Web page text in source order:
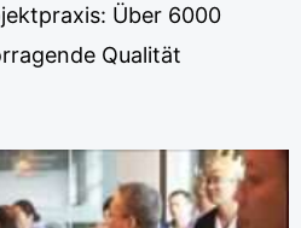
Über 6000
Qualität